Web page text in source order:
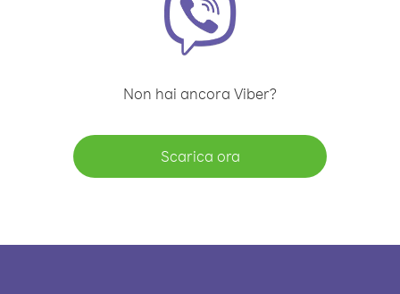
Non hai ancora Viber?
Scarica ora